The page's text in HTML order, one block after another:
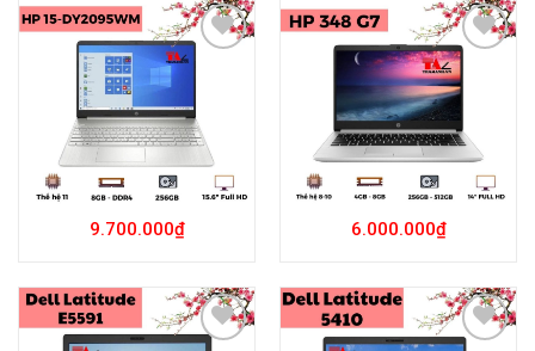
9.700.000₫
Add to
Wishlist
6.000.000₫